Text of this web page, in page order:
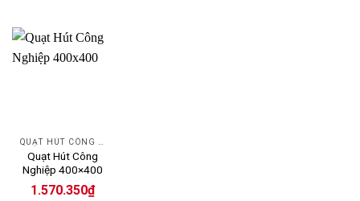
QUẠT HÚT CÔNG NGHIỆP
Quạt Hút Công
Nghiệp 400×400
1.570.350₫